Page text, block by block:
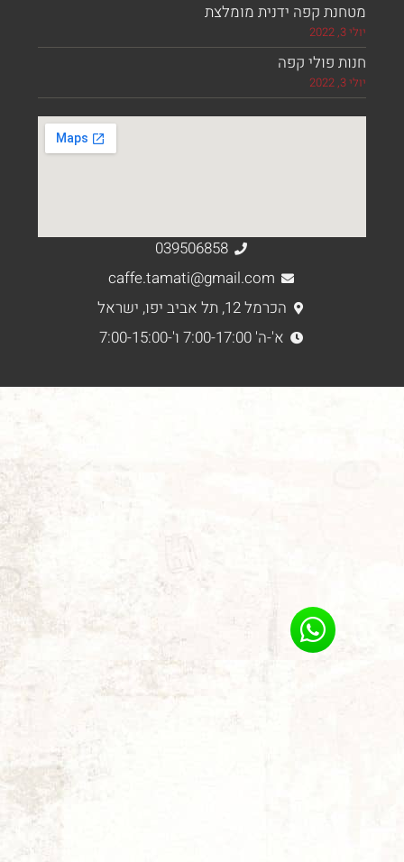
קפה ידנית מומלצת
פולי קפה
039506858
caffe.tamati@gmail.com
הכרמל 12, תל אביב יפו, ישראל